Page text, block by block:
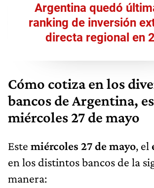
Argentina quedó
ranking de inversión
directa regional en
Cómo cotiza en los
bancos de Argentina,
miércoles 27 de mayo
Este miércoles 27 de mayo, el
en los distintos bancos de la
manera: